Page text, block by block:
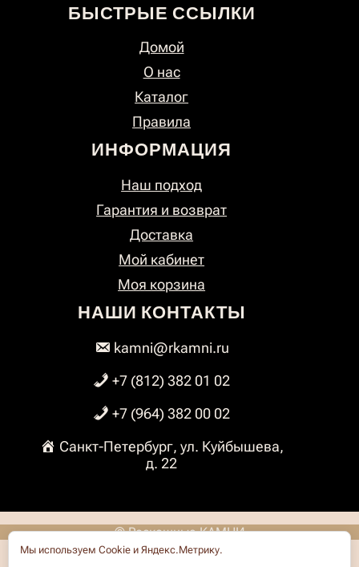
БЫСТРЫЕ ССЫЛКИ
Домой
О нас
Каталог
Правила
ИНФОРМАЦИЯ
Наш подход
Гарантия и возврат
Доставка
Мой кабинет
Моя корзина
НАШИ КОНТАКТЫ
kamni@rkamni.ru
+7 (812) 382 01 02
+7 (964) 382 00 02
Санкт-Петербург, ул. Куйбышева,
д. 22
© Роскошные КАМНИ
Мы используем Cookie и Яндекс.Метрику.